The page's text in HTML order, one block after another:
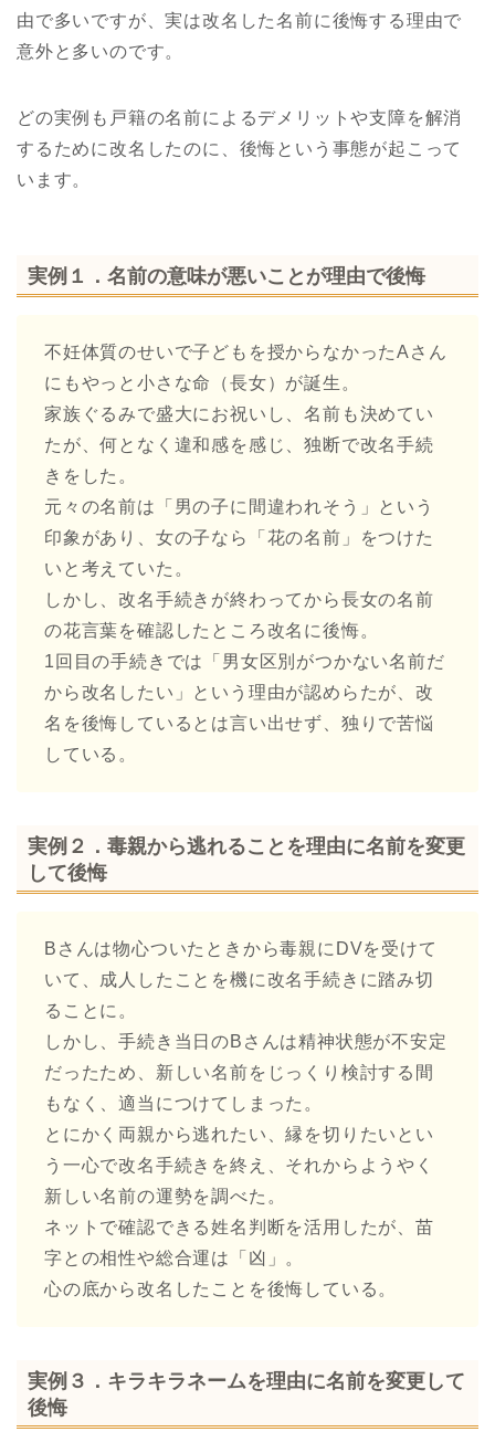
由で多いですが、実は改名した名前に後悔する理由で
意外と多いのです。
どの実例も戸籍の名前によるデメリットや支障を解消
するために改名したのに、後悔という事態が起こって
います。
実例１．名前の意味が悪いことが理由で後悔
不妊体質のせいで子どもを授からなかったAさん
にもやっと小さな命（長女）が誕生。
家族ぐるみで盛大にお祝いし、名前も決めてい
たが、何となく違和感を感じ、独断で改名手続
きをした。
元々の名前は「男の子に間違われそう」という
印象があり、女の子なら「花の名前」をつけた
いと考えていた。
しかし、改名手続きが終わってから長女の名前
の花言葉を確認したところ改名に後悔。
1回目の手続きでは「男女区別がつかない名前だ
から改名したい」という理由が認めらたが、改
名を後悔しているとは言い出せず、独りで苦悩
している。
実例２．毒親から逃れることを理由に名前を変更
して後悔
Bさんは物心ついたときから毒親にDVを受けて
いて、成人したことを機に改名手続きに踏み切
ることに。
しかし、手続き当日のBさんは精神状態が不安定
だったため、新しい名前をじっくり検討する間
もなく、適当につけてしまった。
とにかく両親から逃れたい、縁を切りたいとい
う一心で改名手続きを終え、それからようやく
新しい名前の運勢を調べた。
ネットで確認できる姓名判断を活用したが、苗
字との相性や総合運は「凶」。
心の底から改名したことを後悔している。
実例３．キラキラネームを理由に名前を変更して
後悔